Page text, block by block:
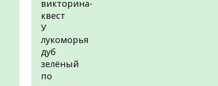
викторина-
квест
У
лукоморья
дуб
зелёный
по